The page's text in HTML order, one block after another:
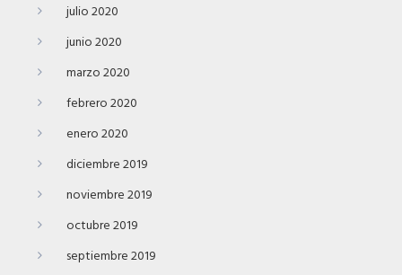
julio 2020
junio 2020
marzo 2020
febrero 2020
enero 2020
diciembre 2019
noviembre 2019
octubre 2019
septiembre 2019